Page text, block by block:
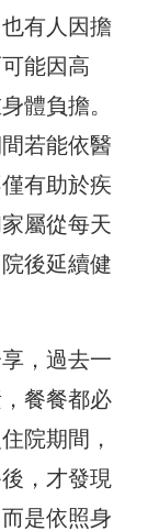
有人因擔
能因高
體負擔。
若能依醫
有助於疾
屬從每天
後延續健
，過去一
餐餐都必
院期間，
，才發現
是依照身